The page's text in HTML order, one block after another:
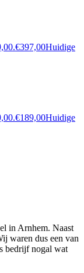
€397,00Huidige
€189,00Huidige
in Arnhem. Naast
waren dus een van
bedrijf nogal wat